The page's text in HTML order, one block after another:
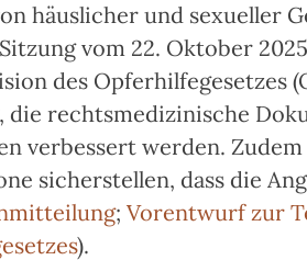
häuslicher und sexueller
vom 22. Oktober
des Opferhilfegesetzes
die rechtsmedizinische
verbessert werden. Zudem
sicherstellen, dass die
; Vorentwurf zur
).